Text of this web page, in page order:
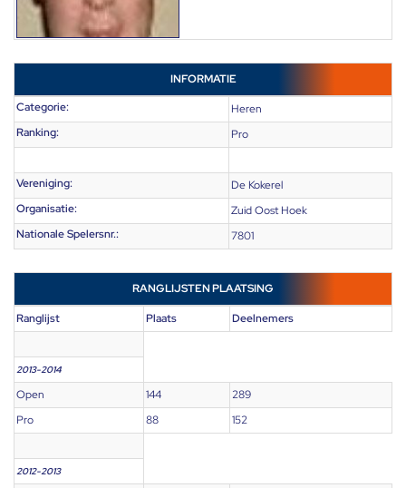
INFORMATIE
Categorie:
Heren
Ranking:
Pro
Vereniging:
De Kokerel
Organisatie:
Zuid Oost Hoek
Nationale Spelersnr.:
7801
RANGLIJSTEN PLAATSING
Ranglijst Plaats Deelnemers
2013-2014
Open 144
289
Pro
88 152
2012-2013